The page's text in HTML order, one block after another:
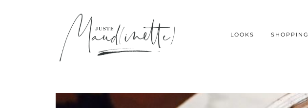
LOOKS SHOPPING